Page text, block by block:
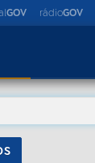
GOV rádioGOV